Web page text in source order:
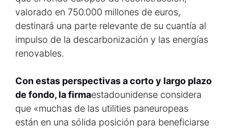
valorado en 750.000 millones de euros,
destinará una parte relevante de su cuantía al
impulso de la descarbonización y las energías
renovables.
Con estas perspectivas a corto y largo plazo
de fondo, la firmaestadounidense considera
que «muchas de las utilities paneuropeas
están en una sólida posición para beneficiarse